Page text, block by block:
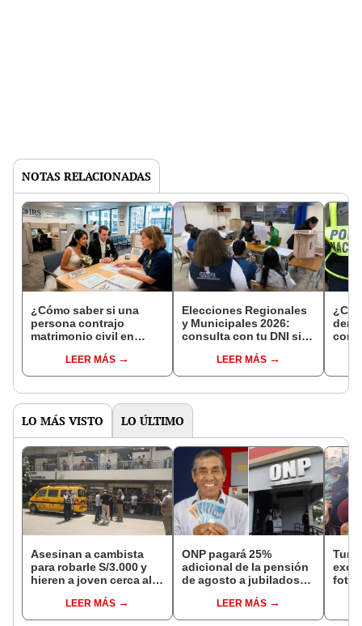
NOTAS RELACIONADAS
¿Cómo saber si una
persona contrajo
matrimonio civil en
LEER MÁS
Elecciones Regionales
y Municipales 2026:
consulta con tu DNI si
de mesa para este 4 de
octubre en el link oficial
LEER MÁS
con
LO MÁS VISTO LO ÚLTIMO
Asesinan a cambista
para robarle S/3.000 y
hieren a joven cerca al
CercadoLEER MÁS
ONP pagará 25%
adicional de la pensión
de agosto a jubilados
requisito: ¿cómo saber
si soy beneficiario?
LEER MÁS